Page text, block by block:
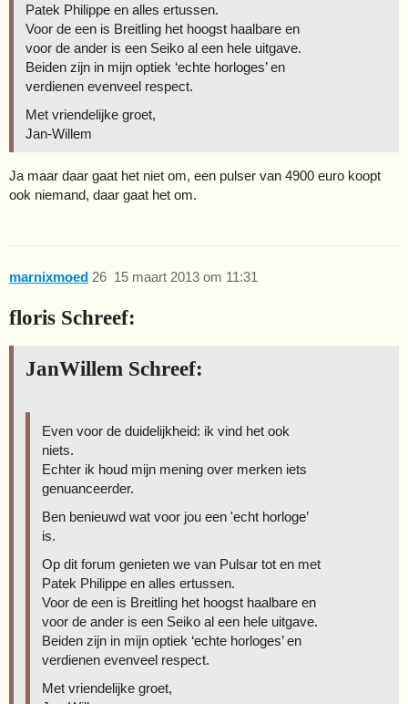
Patek Philippe en alles ertussen.
Voor de een is Breitling het hoogst haalbare en
voor de ander is een Seiko al een hele uitgave.
Beiden zijn in mijn optiek ‘echte horloges’ en
verdienen evenveel respect.
Met vriendelijke groet,
Jan-Willem
Ja maar daar gaat het niet om, een pulser van 4900 euro koopt
ook niemand, daar gaat het om.
marnixmoed 15 maart 2013 om 11:31
26
floris Schreef:
JanWillem Schreef:
Even voor de duidelijkheid: ik vind het ook
niets.
Echter ik houd mijn mening over merken iets
genuanceerder.
Ben benieuwd wat voor jou een 'echt horloge’
is.
Op dit forum genieten we van Pulsar tot en met
Patek Philippe en alles ertussen.
Voor de een is Breitling het hoogst haalbare en
voor de ander is een Seiko al een hele uitgave.
Beiden zijn in mijn optiek ‘echte horloges’ en
verdienen evenveel respect.
Met vriendelijke groet,